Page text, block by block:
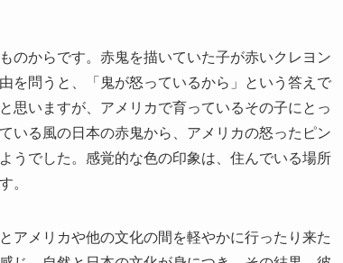
のからです。赤鬼を描いていた子が赤いクレヨン
を問うと、「鬼が怒っているから」という答えで
思いますが、アメリカで育っているその子にとっ
いる風の日本の赤鬼から、アメリカの怒ったピン
うでした。感覚的な色の印象は、住んでいる場所
。
アメリカや他の文化の間を軽やかに行ったり来た